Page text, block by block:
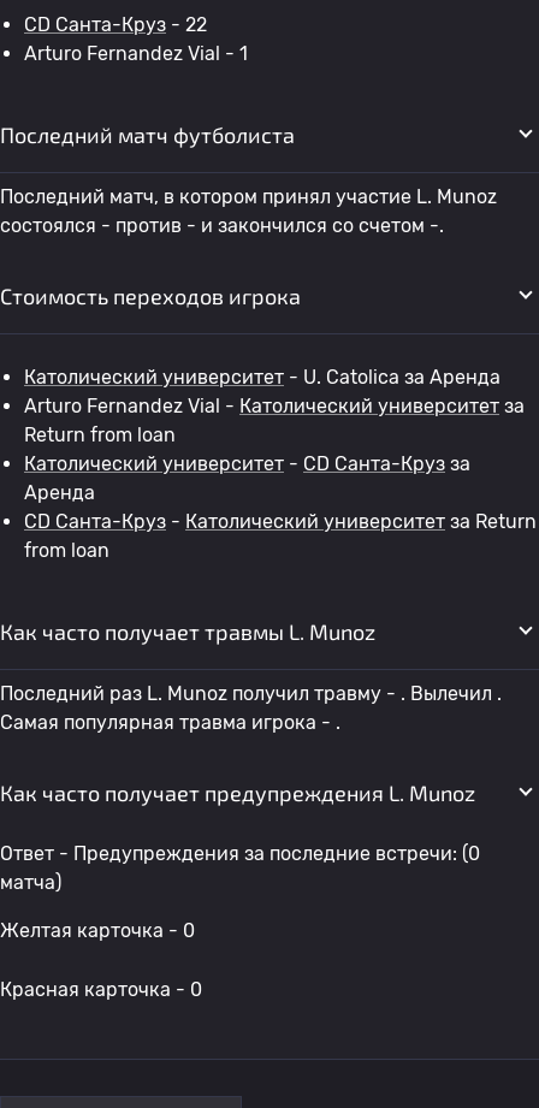
CD Санта-Круз - 22
Arturo Fernandez Vial - 1
Последний матч футболиста
Последний матч, в котором принял участие L. Munoz
состоялся - против - и закончился со счетом -.
Стоимость переходов игрока
Католический университет - U. Catolica за Аренда
Arturo Fernandez Vial - Католический университет за
Return from loan
Католический университет - CD Санта-Круз за
Аренда
CD Санта-Круз - Католический университет за Return
from loan
Как часто получает травмы L. Munoz
Последний раз L. Munoz получил травму - . Вылечил .
Самая популярная травма игрока - .
Как часто получает предупреждения L. Munoz
Ответ - Предупреждения за последние встречи: (0
матча)
Желтая карточка - 0
Красная карточка - 0